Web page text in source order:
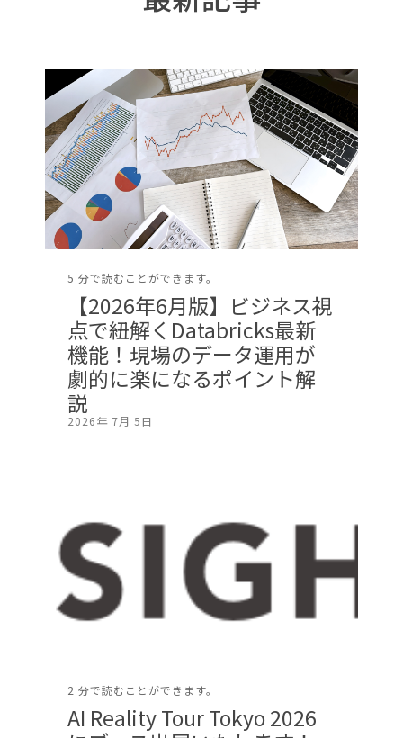
5 分で読むことができます。
【2026年6月版】ビジネス視
点で紐解くDatabricks最新
機能！現場のデータ運用が
劇的に楽になるポイント解
説
2026年 7月 5日
2 分で読むことができます。
AI Reality Tour Tokyo 2026